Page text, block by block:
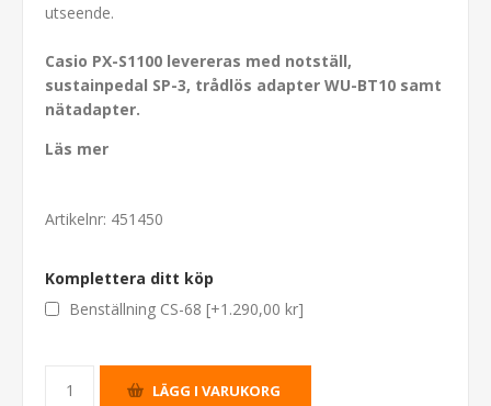
utseende.
Casio PX-S1100 levereras med notställ,
sustainpedal SP-3, trådlös adapter WU-BT10 samt
nätadapter.
Läs mer
Artikelnr: 451450
Komplettera ditt köp
Benställning CS-68 [+1.290,00 kr]